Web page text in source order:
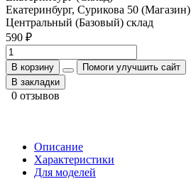
Екатеринбург, Сурикова 50 (Магазин)
Центральный (Базовый) склад
590 ₽
В корзину
Помоги улучшить сайт
В закладки
0 отзывов
Описание
Характеристики
Для моделей